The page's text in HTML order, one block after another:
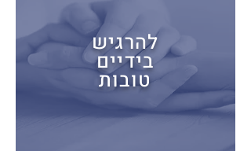
להרגיש
בידיים
טובות